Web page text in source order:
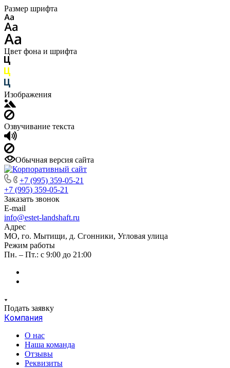
Размер шрифта
Цвет фона и шрифта
Изображения
Озвучивание текста
Обычная версия сайта
+7 (995) 359-05-21
+7 (995) 359-05-21
Заказать звонок
E-mail
info@estet-landshaft.ru
Адрес
МО, го. Мытищи, д. Сгонники, Угловая улица
Режим работы
Пн. – Пт.: с 9:00 до 21:00
Подать заявку
Компания
О нас
Наша команда
Отзывы
Реквизиты